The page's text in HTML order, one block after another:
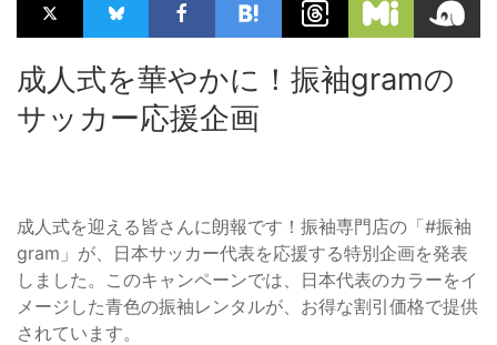
成人式を華やかに！振袖gramの
サッカー応援企画
成人式を迎える皆さんに朗報です！振袖専門店の「#振袖
gram」が、日本サッカー代表を応援する特別企画を発表
しました。このキャンペーンでは、日本代表のカラーをイ
メージした青色の振袖レンタルが、お得な割引価格で提供
されています。